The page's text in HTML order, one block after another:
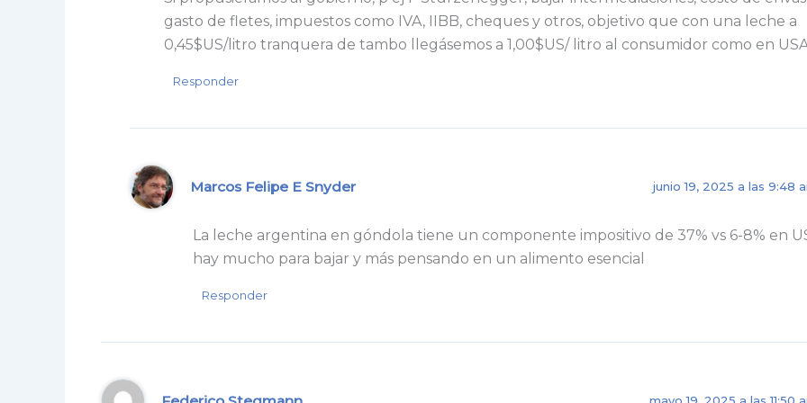
gasto de fletes, impuestos como IVA, IIBB, cheques y otros, objetivo que con una leche a
0,45$US/litro tranquera de tambo llegásemos a 1,00$US/ litro al consumidor como en
Responder
Marcos Felipe E Snyder junio 19, 2025 a las 9:48
La leche argentina en góndola tiene un componente impositivo de 37% vs 6-8% en
hay mucho para bajar y más pensando en un alimento esencial
Responder
mayo 19, 2025 a las 11:50